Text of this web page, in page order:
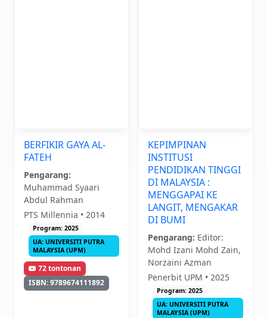
BERFIKIR GAYA AL-
FATEH
Pengarang:
Muhammad Syaari
Abdul Rahman
PTS Millennia • 2014
Program: 2025
UA: UNIVERSITI PUTRA
MALAYSIA (UPM)
72 tontonan
ISBN: 9789674111892
KEPIMPINAN
INSTITUSI
PENDIDIKAN TINGGI
DI MALAYSIA :
MENGGAPAI KE
LANGIT, MENGAKAR
DI BUMI
Pengarang: Editor:
Mohd Izani Mohd Zain,
Norzaini Azman
Penerbit UPM • 2025
Program: 2025
UA: UNIVERSITI PUTRA
MALAYSIA (UPM)